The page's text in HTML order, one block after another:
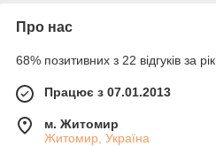
Про нас
68% позитивних з 22 відгуків за рік
Працює з 07.01.2013
м. Житомир
Житомир, Україна